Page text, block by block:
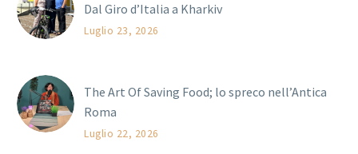
Dal Giro d’Italia a Kharkiv
Luglio 23, 2026
The Art Of Saving Food; lo spreco nell’Antica
Roma
Luglio 22, 2026